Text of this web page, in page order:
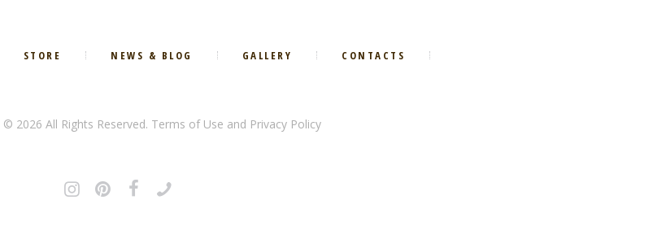
STORE NEWS & BLOG GALLERY CONTACTS
© 2026 All Rights Reserved. Terms of Use and Privacy Policy